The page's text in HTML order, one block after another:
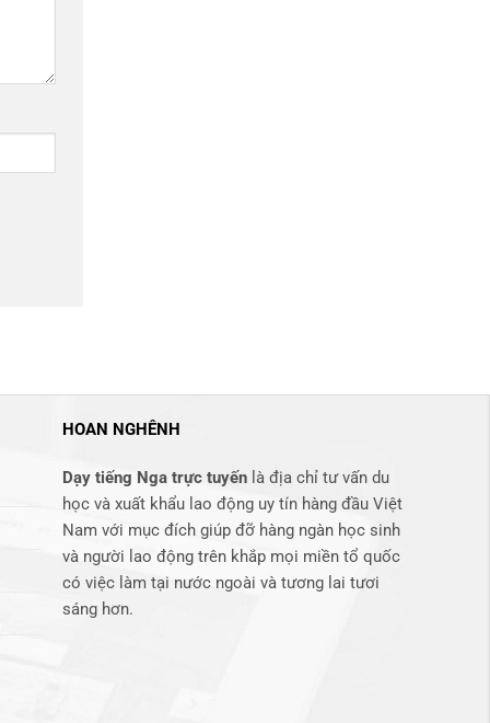
HOAN NGHÊNH
Dạy tiếng Nga trực tuyến là địa chỉ tư vấn du
học và xuất khẩu lao động uy tín hàng đầu Việt
Nam với mục đích giúp đỡ hàng ngàn học sinh
và người lao động trên khắp mọi miền tổ quốc
có việc làm tại nước ngoài và tương lai tươi
sáng hơn​.